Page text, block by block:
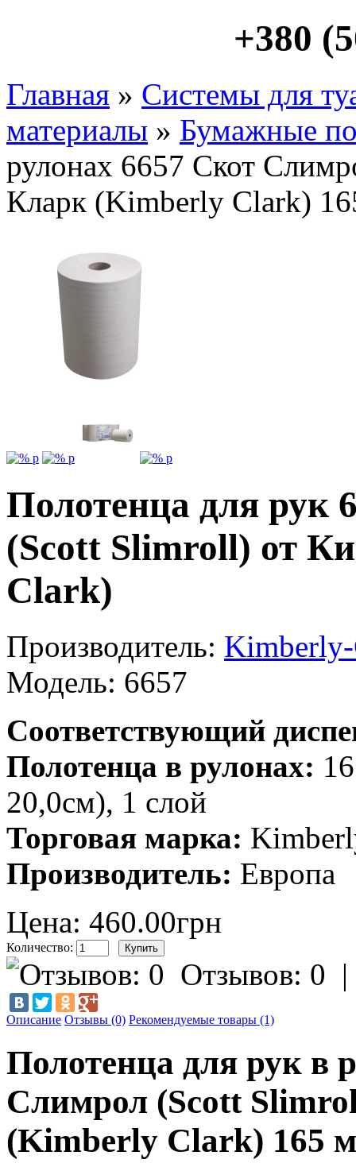
+380
Главная » Системы для
материалы » Бумажные
рулонах 6657 Скот
Кларк (Kimberly Clark)
Полотенца для рук
(Scott Slimroll) от
Clark)
Производитель:
Модель: 6657
Соответствующий
Полотенца в рулонах:
20,0см), 1 слой
Торговая марка:
Производитель: Европа
Цена: 460.00грн
Количество:
Отзывов: 0
Описание Отзывы (0) Рекомендуемые товары (1)
Полотенца для рук в
Слимрол (Scott
(Kimberly Clark) 165 м